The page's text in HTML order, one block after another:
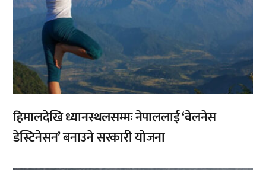
हिमालदेखि ध्यानस्थलसम्मः नेपाललाई ‘वेलनेस
डेस्टिनेसन’ बनाउने सरकारी योजना